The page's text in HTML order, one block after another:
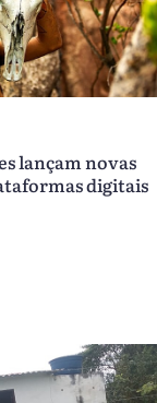
lançam novas
digitais